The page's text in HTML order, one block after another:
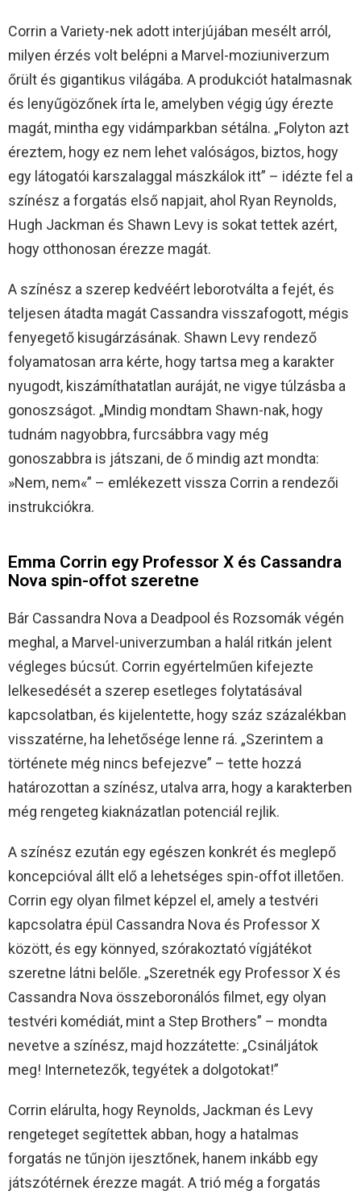
Corrin a Variety-nek adott interjújában mesélt arról,
milyen érzés volt belépni a Marvel-moziuniverzum
őrült és gigantikus világába. A produkciót hatalmasnak
és lenyűgözőnek írta le, amelyben végig úgy érezte
magát, mintha egy vidámparkban sétálna. „Folyton azt
éreztem, hogy ez nem lehet valóságos, biztos, hogy
egy látogatói karszalaggal mászkálok itt” – idézte fel a
színész a forgatás első napjait, ahol Ryan Reynolds,
Hugh Jackman és Shawn Levy is sokat tettek azért,
hogy otthonosan érezze magát.
A színész a szerep kedvéért leborotválta a fejét, és
teljesen átadta magát Cassandra visszafogott, mégis
fenyegető kisugárzásának. Shawn Levy rendező
folyamatosan arra kérte, hogy tartsa meg a karakter
nyugodt, kiszámíthatatlan auráját, ne vigye túlzásba a
gonoszságot. „Mindig mondtam Shawn-nak, hogy
tudnám nagyobbra, furcsábbra vagy még
gonoszabbra is játszani, de ő mindig azt mondta:
»Nem, nem«” – emlékezett vissza Corrin a rendezői
instrukciókra.
Emma Corrin egy Professor X és Cassandra
Nova spin-offot szeretne
Bár Cassandra Nova a Deadpool és Rozsomák végén
meghal, a Marvel-univerzumban a halál ritkán jelent
végleges búcsút. Corrin egyértelműen kifejezte
lelkesedését a szerep esetleges folytatásával
kapcsolatban, és kijelentette, hogy száz százalékban
visszatérne, ha lehetősége lenne rá. „Szerintem a
története még nincs befejezve” – tette hozzá
határozottan a színész, utalva arra, hogy a karakterben
még rengeteg kiaknázatlan potenciál rejlik.
A színész ezután egy egészen konkrét és meglepő
koncepcióval állt elő a lehetséges spin-offot illetően.
Corrin egy olyan filmet képzel el, amely a testvéri
kapcsolatra épül Cassandra Nova és Professor X
között, és egy könnyed, szórakoztató vígjátékot
szeretne látni belőle. „Szeretnék egy Professor X és
Cassandra Nova összeboronálós filmet, egy olyan
testvéri komédiát, mint a Step Brothers” – mondta
nevetve a színész, majd hozzátette: „Csináljátok
meg! Internetezők, tegyétek a dolgotokat!”
Corrin elárulta, hogy Reynolds, Jackman és Levy
rengeteget segítettek abban, hogy a hatalmas
forgatás ne tűnjön ijesztőnek, hanem inkább egy
játszótérnek érezze magát. A trió még a forgatás